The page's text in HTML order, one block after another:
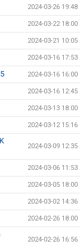
2024-03-26 19:48
2024-03-22 18:00
2024-03-21 10:05
2024-03-16 17:53
2024-03-16 16:00
2024-03-16 12:45
2024-03-13 18:00
2024-03-12 15:16
2024-03-09 12:35
2024-03-06 11:53
2024-03-05 18:00
2024-03-02 14:36
2024-02-26 18:00
2024-02-26 16:56